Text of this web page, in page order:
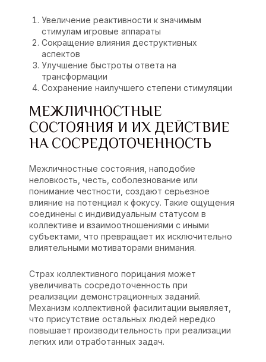
Увеличение реактивности к значимым
стимулам игровые аппараты
Сокращение влияния деструктивных
аспектов
Улучшение быстроты ответа на
трансформации
Сохранение наилучшего степени стимуляции
МЕЖЛИЧНОСТНЫЕ
СОСТОЯНИЯ И ИХ ДЕЙСТВИЕ
НА СОСРЕДОТОЧЕННОСТЬ
Межличностные состояния, наподобие
неловкость, честь, соболезнование или
понимание честности, создают серьезное
влияние на потенциал к фокусу. Такие ощущения
соединены с индивидуальным статусом в
коллективе и взаимоотношениями с иными
субъектами, что превращает их исключительно
влиятельными мотиваторами внимания.
Страх коллективного порицания может
увеличивать сосредоточенность при
реализации демонстрационных заданий.
Механизм коллективной фасилитации выявляет,
что присутствие остальных людей нередко
повышает производительность при реализации
легких или отработанных задач.